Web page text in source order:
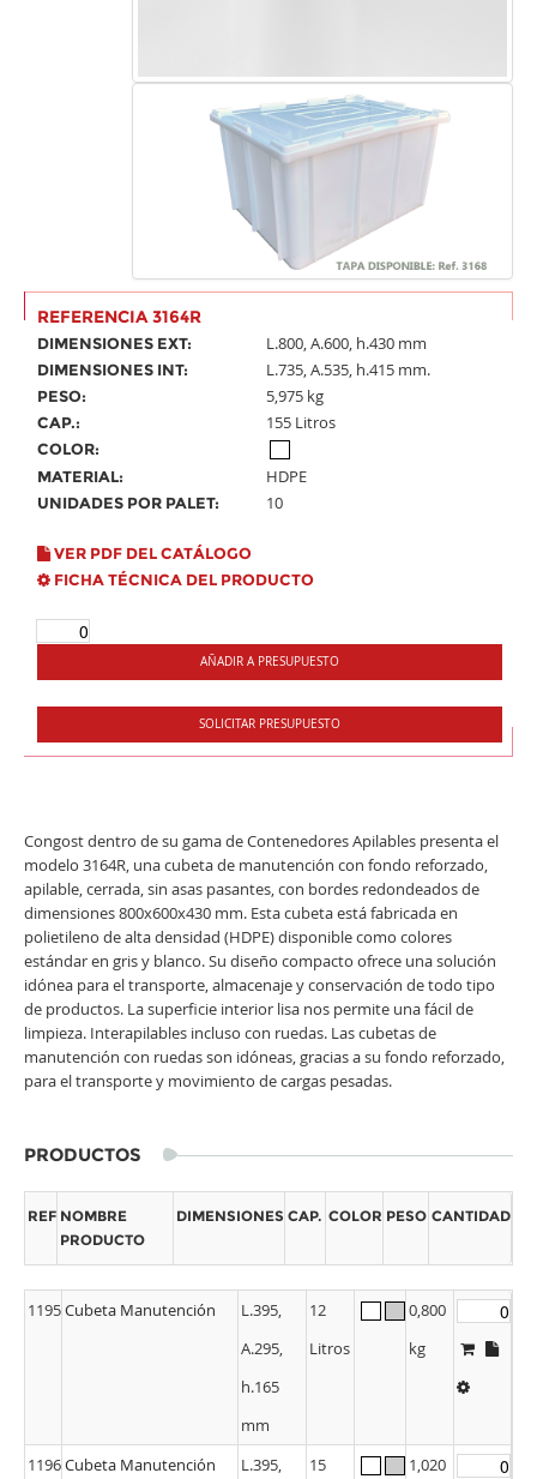
REFERENCIA 3164R
DIMENSIONES EXT: L.800, A.600, h.430 mm
DIMENSIONES INT: L.735, A.535, h.415 mm.
PESO: 5,975 kg
CAP.: 155 Litros
COLOR:
MATERIAL:
HDPE
UNIDADES POR PALET: 10
VER PDF DEL CATÁLOGO
FICHA TÉCNICA DEL PRODUCTO
AÑADIR A PRESUPUESTO
SOLICITAR PRESUPUESTO
Congost dentro de su gama de Contenedores Apilables presenta el
modelo 3164R, una cubeta de manutención con fondo reforzado,
apilable, cerrada, sin asas pasantes, con bordes redondeados de
dimensiones 800x600x430 mm. Esta cubeta está fabricada en
polietileno de alta densidad (HDPE) disponible como colores
estándar en gris y blanco. Su diseño compacto ofrece una solución
idónea para el transporte, almacenaje y conservación de todo tipo
de productos. La superficie interior lisa nos permite una fácil de
limpieza. Interapilables incluso con ruedas. Las cubetas de
manutención con ruedas son idóneas, gracias a su fondo reforzado,
para el transporte y movimiento de cargas pesadas.
PRODUCTOS
REF NOMBRE
PRODUCTO
DIMENSIONES CAP. COLOR PESO CANTIDAD
1195Cubeta Manutención
L.395,
A.295,
h.165
mm
12
Litros
0,800
kg
1196Cubeta Manutención L.395, 15 1,020